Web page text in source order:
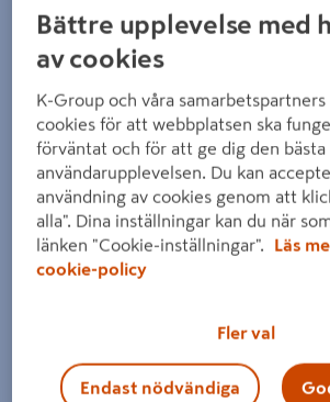
Bättre upplevelse med
av cookies
K-Group och våra samarbetspartners
cookies för att webbplatsen ska
förväntat och för att ge dig den bästa
användarupplevelsen. Du kan
användning av cookies genom att
alla". Dina inställningar kan du när
länken "Cookie-inställningar".
Läs
cookie-policy
Fler val
Endast nödvändiga